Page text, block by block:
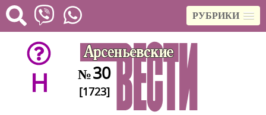
РУБРИКИ
H №30
[1723]